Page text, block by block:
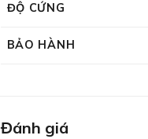
ĐỘ CỨNG
BẢO HÀNH
Đánh giá